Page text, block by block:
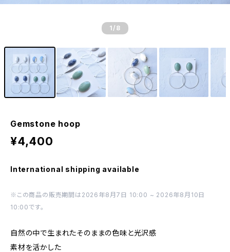
1 /8
Gemstone hoop
¥4,400
International shipping available
※この商品の販売期間は2026年8月7日 10:00 ~ 2026年8月10日
10:00です。
自然の中で生まれたそのままの色味と光沢感
素材を活かした